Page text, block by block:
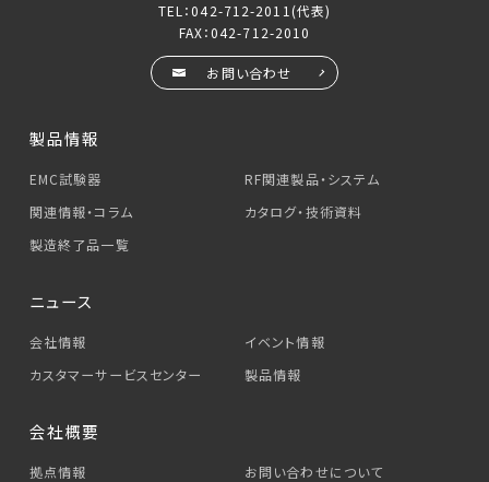
TEL：042-712-2011(代表)
FAX：042-712-2010
お問い合わせ
製品情報
EMC試験器
RF関連製品・システム
関連情報・コラム
カタログ・技術資料
製造終了品一覧
ニュース
会社情報
イベント情報
カスタマーサービス センター 製品情報
会社概要
拠点情報
お問い合わせについて